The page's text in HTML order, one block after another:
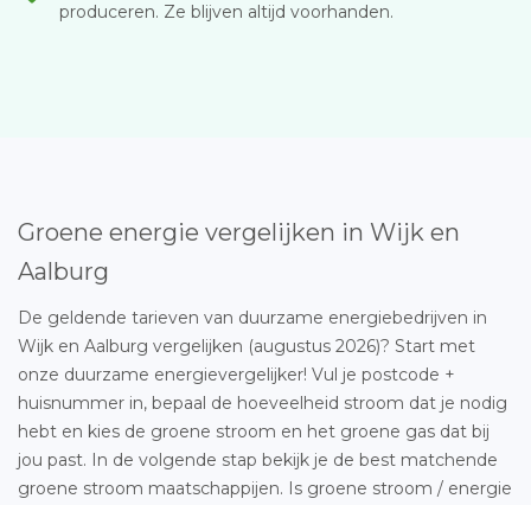
produceren. Ze blijven altijd voorhanden.
Groene energie vergelijken in Wijk en
Aalburg
De geldende tarieven van duurzame energiebedrijven in
Wijk en Aalburg vergelijken (augustus 2026)? Start met
onze duurzame energievergelijker! Vul je postcode +
huisnummer in, bepaal de hoeveelheid stroom dat je nodig
hebt en kies de groene stroom en het groene gas dat bij
jou past. In de volgende stap bekijk je de best matchende
groene stroom maatschappijen. Is groene stroom / energie